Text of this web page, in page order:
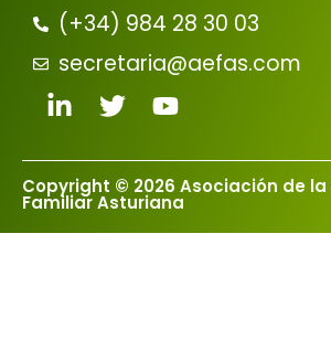
(+34) 984 28 30 03
secretaria@aefas.com
Copyright © 2026 Asociación de la
Familiar Asturiana